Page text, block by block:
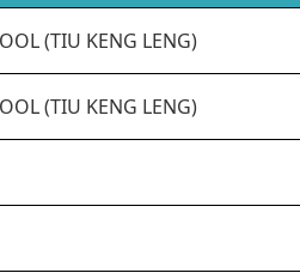
(TIU KENG LENG)
(TIU KENG LENG)